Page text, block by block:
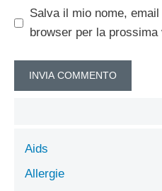
Salva il mio nome,
browser per la
Aids
Allergie